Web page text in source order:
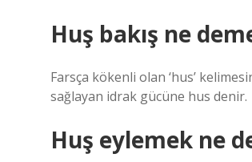
Huş bakış ne
Farsça kökenli olan ‘hus’
sağlayan idrak gücüne hus denir.
Huş eylemek ne